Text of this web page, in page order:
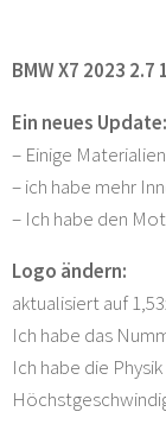
BMW X7 2023 2.7
Ein neues Update:
– Einige
– ich habe mehr
– Ich habe den
Logo ändern:
aktualisiert auf
Ich habe das
Ich habe die